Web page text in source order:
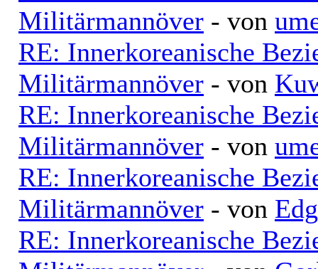
Militärmannöver - von
RE: Innerkoreanische
Militärmannöver - von
RE: Innerkoreanische
Militärmannöver - von
RE: Innerkoreanische
Militärmannöver - von
RE: Innerkoreanische